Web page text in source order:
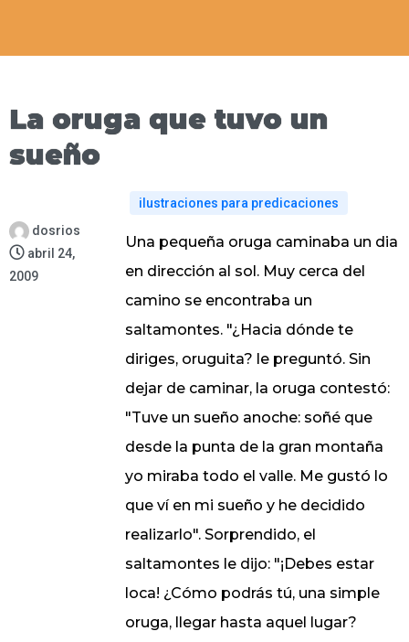
La oruga que tuvo un
sueño
dosrios
abril 24,
2009
ilustraciones para predicaciones
Una pequeña oruga caminaba un dia
en dirección al sol. Muy cerca del
camino se encontraba un
saltamontes. "¿Hacia dónde te
diriges, oruguita? le preguntó. Sin
dejar de caminar, la oruga contestó:
"Tuve un sueño anoche: soñé que
desde la punta de la gran montaña
yo miraba todo el valle. Me gustó lo
que ví en mi sueño y he decidido
realizarlo". Sorprendido, el
saltamontes le dijo: "¡Debes estar
loca! ¿Cómo podrás tú, una simple
oruga, llegar hasta aquel lugar?